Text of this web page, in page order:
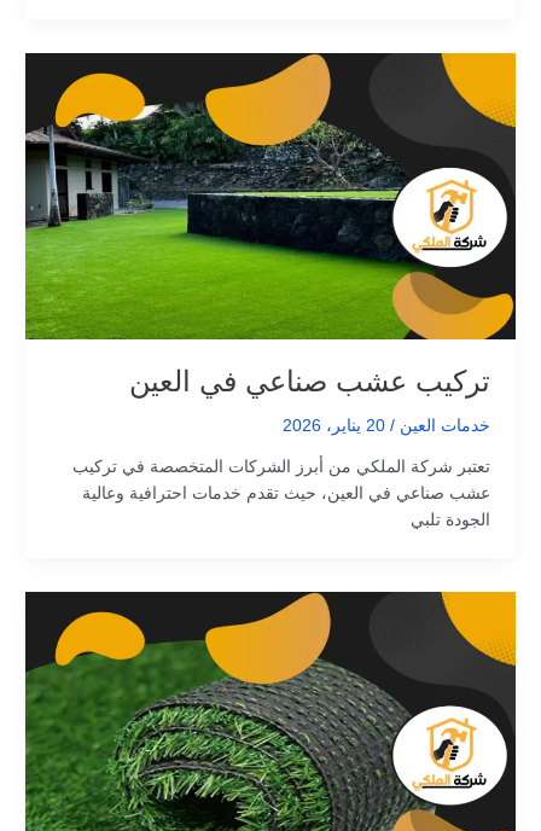
تركيب عشب صناعي في العين
خدمات العين / 20 يناير، 2026
تعتبر شركة الملكي من أبرز الشركات المتخصصة في تركيب
عشب صناعي في العين، حيث تقدم خدمات احترافية وعالية
الجودة تلبي